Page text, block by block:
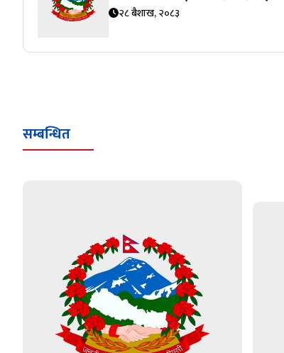
२८ बैशाख, २०८३
सम्बन्धित